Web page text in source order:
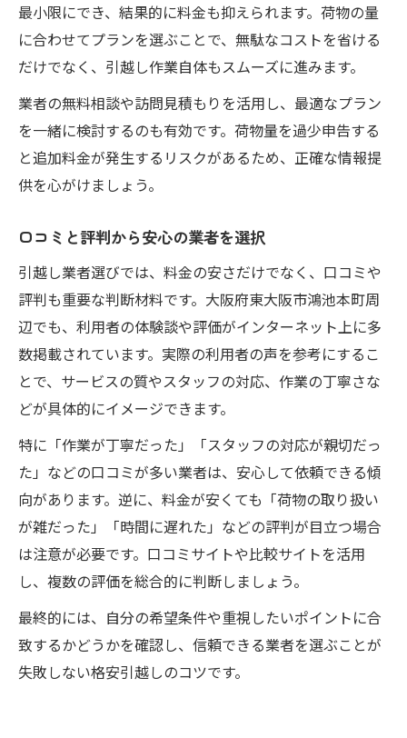
最小限にでき、結果的に料金も抑えられます。荷物の量
に合わせてプランを選ぶことで、無駄なコストを省ける
だけでなく、引越し作業自体もスムーズに進みます。
業者の無料相談や訪問見積もりを活用し、最適なプラン
を一緒に検討するのも有効です。荷物量を過少申告する
と追加料金が発生するリスクがあるため、正確な情報提
供を心がけましょう。
口コミと評判から安心の業者を選択
引越し業者選びでは、料金の安さだけでなく、口コミや
評判も重要な判断材料です。大阪府東大阪市鴻池本町周
辺でも、利用者の体験談や評価がインターネット上に多
数掲載されています。実際の利用者の声を参考にするこ
とで、サービスの質やスタッフの対応、作業の丁寧さな
どが具体的にイメージできます。
特に「作業が丁寧だった」「スタッフの対応が親切だっ
た」などの口コミが多い業者は、安心して依頼できる傾
向があります。逆に、料金が安くても「荷物の取り扱い
が雑だった」「時間に遅れた」などの評判が目立つ場合
は注意が必要です。口コミサイトや比較サイトを活用
し、複数の評価を総合的に判断しましょう。
最終的には、自分の希望条件や重視したいポイントに合
致するかどうかを確認し、信頼できる業者を選ぶことが
失敗しない格安引越しのコツです。